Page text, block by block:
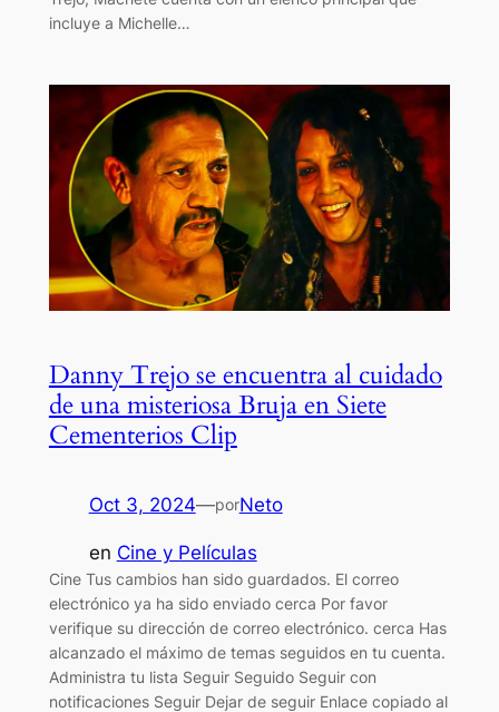
incluye a Michelle…
Danny Trejo se encuentra al cuidado
de una misteriosa Bruja en Siete
Cementerios Clip
Oct 3, 2024—porNeto
en Cine y Películas
Cine Tus cambios han sido guardados. El correo
electrónico ya ha sido enviado cerca Por favor
verifique su dirección de correo electrónico. cerca Has
alcanzado el máximo de temas seguidos en tu cuenta.
Administra tu lista Seguir Seguido Seguir con
notificaciones Seguir Dejar de seguir Enlace copiado al